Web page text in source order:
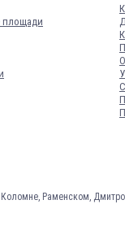
площади
Раменском,